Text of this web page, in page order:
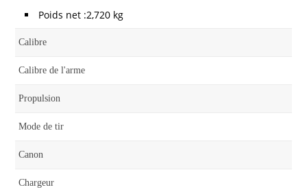
Poids net :2,720 kg
Calibre
Calibre de l'arme
Propulsion
Mode de tir
Canon
Chargeur